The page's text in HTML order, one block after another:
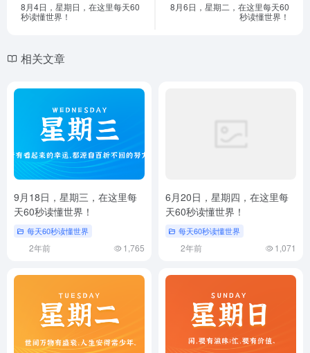
8月4日，星期日，在这里每天60
秒读懂世界！
8月6日，星期二，在这里每天60
秒读懂世界！
相关文章
9月18日，星期三，在这里每
天60秒读懂世界！
每天60秒读懂世界
2年前 1,765
6月20日，星期四，在这里每
天60秒读懂世界！
每天60秒读懂世界
2年前 1,071